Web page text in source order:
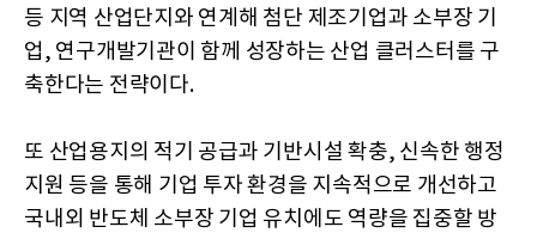
등 지역 산업단지와 연계해 첨단 제조기업과 소부장 기
업, 연구개발기관이 함께 성장하는 산업 클러스터를 구
축한다는 전략이다.
또 산업용지의 적기 공급과 기반시설 확충, 신속한 행정
지원 등을 통해 기업 투자 환경을 지속적으로 개선하고
국내외 반도체 소부장 기업 유치에도 역량을 집중할 방